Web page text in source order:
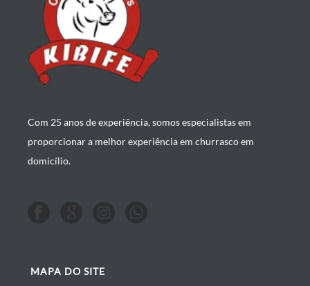
Com 25 anos de experiência, somos especialistas em
proporcionar a melhor experiência em churrasco em
domicílio.
MAPA DO SITE